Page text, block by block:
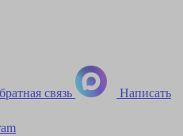
связь Написать